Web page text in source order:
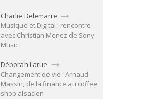
Charlie Delemarre
Musique et Digital : rencontre
avec Christian Menez de Sony
Music
Déborah Larue
Changement de vie : Arnaud
Massin, de la finance au coffee
shop alsacien